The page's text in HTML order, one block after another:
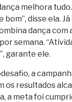
melhora
disse ela.
dança com
semana.
garante ele.
a
os resultados
a meta foi